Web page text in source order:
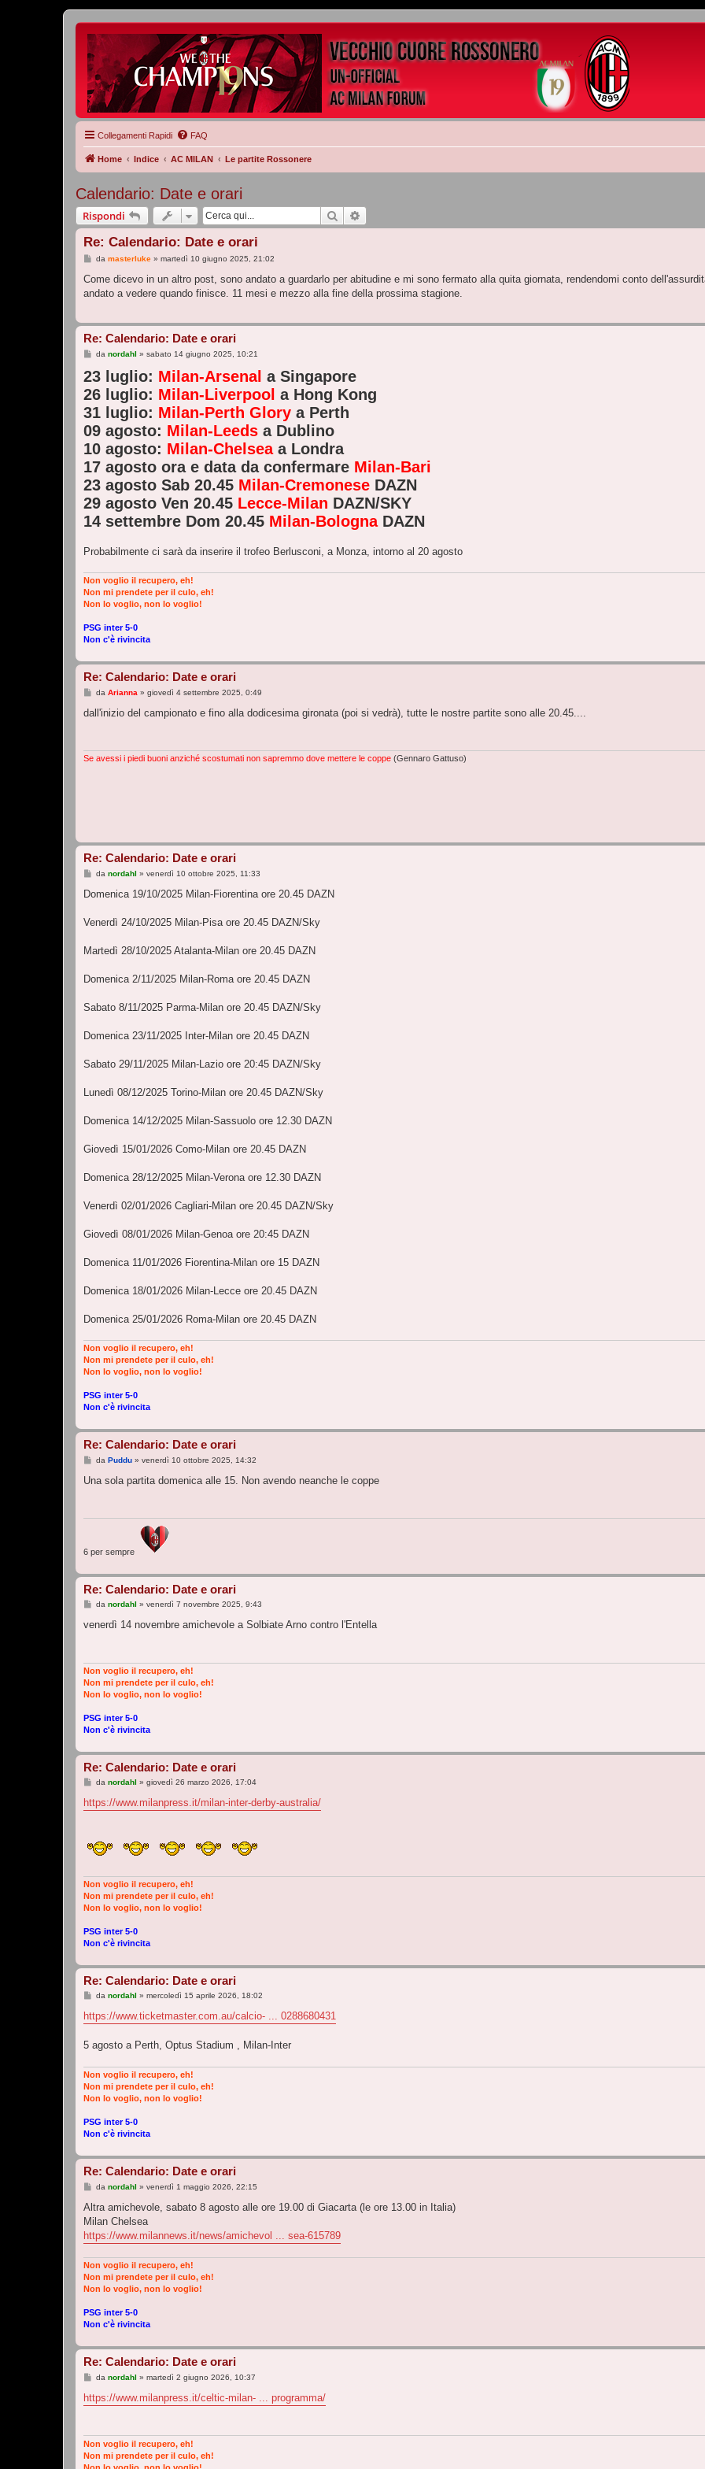
Collegamenti Rapidi FAQ
Home Indice AC MILAN Le partite Rossonere
Calendario: Date e orari
Rispondi Cerca
Re: Calendario: Date e orari
M
s
a
i
da masterluke» martedì 10 giugno 2025, 21:02
Come dicevo in un altro post, sono andato a guardarlo per abitudine e mi sono fermato alla quita giornata, rendendomi conto
andato a vedere quando finisce. 11 mesi e mezzo alla fine della prossima stagione.
Re: Calendario: Date e orari
M
s
s
a
g
g
i
o
da nordahl » sabato 14 giugno 2025, 10:21
23 luglio: Milan-Arsenal a Singapore
26 luglio: Milan-Liverpool a Hong Kong
31 luglio: Milan-Perth Glory a Perth
09 agosto: Milan-Leeds a Dublino
10 agosto: Milan-Chelseaa Londra
17 agosto ora e data da confermare Milan-Bari
23 agosto Sab 20.45 Milan-Cremonese DAZN
29 agosto Ven 20.45 Lecce-Milan DAZN/SKY
14 settembre Dom 20.45 Milan-BolognaDAZN
Probabilmente ci sarà da inserire il trofeo Berlusconi, a Monza, intorno al 20 agosto
Non voglio il recupero, eh!
Non mi prendete per il culo, eh!
Non lo voglio, non lo voglio!
PSG inter 5-0
Non c'è rivincita
Re: Calendario: Date e orari
M
s
i
da Arianna » giovedì 4 settembre 2025, 0:49
dall'inizio del campionato e fino alla dodicesima gironata (poi si vedrà), tutte le nostre partite sono alle 20.45....
Se avessi i piedi buoni anziché scostumati non sapremmo dove mettere le coppe (Gennaro Gattuso)
Re: Calendario: Date e orari
M
s
g
o
da nordahl » venerdì 10 ottobre 2025, 11:33
Domenica 19/10/2025 Milan-Fiorentina ore 20.45 DAZN
Venerdì 24/10/2025 Milan-Pisa ore 20.45 DAZN/Sky
Martedì 28/10/2025 Atalanta-Milan ore 20.45 DAZN
Domenica 2/11/2025 Milan-Roma ore 20.45 DAZN
Sabato 8/11/2025 Parma-Milan ore 20.45 DAZN/Sky
Domenica 23/11/2025 Inter-Milan ore 20.45 DAZN
Sabato 29/11/2025 Milan-Lazio ore 20:45 DAZN/Sky
Lunedì 08/12/2025 Torino-Milan ore 20.45 DAZN/Sky
Domenica 14/12/2025 Milan-Sassuolo ore 12.30 DAZN
Giovedì 15/01/2026 Como-Milan ore 20.45 DAZN
Domenica 28/12/2025 Milan-Verona ore 12.30 DAZN
Venerdì 02/01/2026 Cagliari-Milan ore 20.45 DAZN/Sky
Giovedì 08/01/2026 Milan-Genoa ore 20:45 DAZN
Domenica 11/01/2026 Fiorentina-Milan ore 15 DAZN
Domenica 18/01/2026 Milan-Lecce ore 20.45 DAZN
Domenica 25/01/2026 Roma-Milan ore 20.45 DAZN
Non voglio il recupero, eh!
Non mi prendete per il culo, eh!
Non lo voglio, non lo voglio!
PSG inter 5-0
Non c'è rivincita
Re: Calendario: Date e orari
M
s
da Puddu» venerdì 10 ottobre 2025, 14:32
Una sola partita domenica alle 15. Non avendo neanche le coppe
6 per sempre
Re: Calendario: Date e orari
M
s
i
da nordahl » venerdì 7 novembre 2025, 9:43
venerdì 14 novembre amichevole a Solbiate Arno contro l'Entella
Non voglio il recupero, eh!
Non mi prendete per il culo, eh!
Non lo voglio, non lo voglio!
PSG inter 5-0
Non c'è rivincita
Re: Calendario: Date e orari
M
s
s
i
o
da nordahl » giovedì 26 marzo 2026, 17:04
https://www.milanpress.it/milan-inter-derby-australia/
Non voglio il recupero, eh!
Non mi prendete per il culo, eh!
Non lo voglio, non lo voglio!
PSG inter 5-0
Non c'è rivincita
Re: Calendario: Date e orari
M
s
s
g
da nordahl » mercoledì 15 aprile 2026, 18:02
https://www.ticketmaster.com.au/calcio- ... 0288680431
5 agosto a Perth, Optus Stadium , Milan-Inter
Non voglio il recupero, eh!
Non mi prendete per il culo, eh!
Non lo voglio, non lo voglio!
PSG inter 5-0
Non c'è rivincita
Re: Calendario: Date e orari
M
s
a
g
g
da nordahl » venerdì 1 maggio 2026, 22:15
Altra amichevole, sabato 8 agosto alle ore 19.00 di Giacarta (le ore 13.00 in Italia)
Milan Chelsea
https://www.milannews.it/news/amichevol ... sea-615789
Non voglio il recupero, eh!
Non mi prendete per il culo, eh!
Non lo voglio, non lo voglio!
PSG inter 5-0
Non c'è rivincita
Re: Calendario: Date e orari
M
s
s
i
da nordahl » martedì 2 giugno 2026, 10:37
https://www.milanpress.it/celtic-milan- ... programma/
Non voglio il recupero, eh!
Non mi prendete per il culo, eh!
Non lo voglio, non lo voglio!